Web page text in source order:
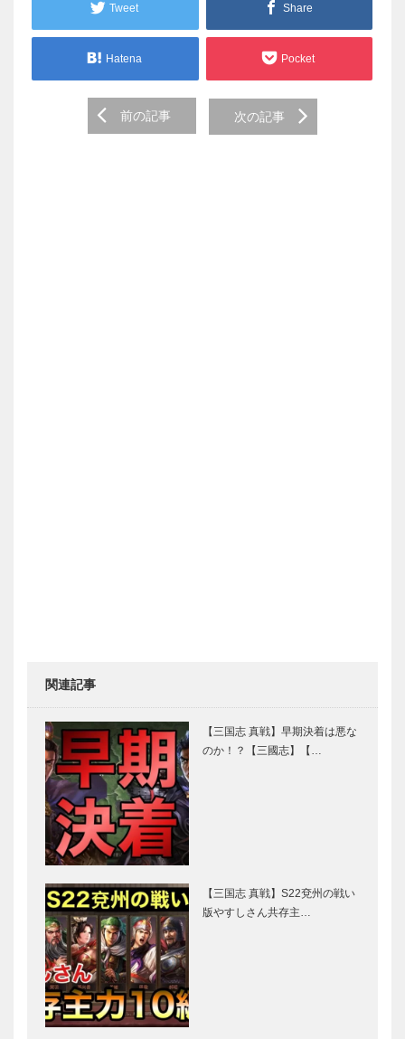
Tweet Share
Hatena Pocket
navigation
前の記事 次の記事
関連記事
【三国志 真戦】早期決着は悪な
のか！？【三國志】【…
【三国志 真戦】S22兗州の戦い
版やすしさん共存主…